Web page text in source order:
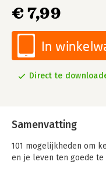
€ 7,99
In
Direct te
Samenvatting
101 mogelijkheden om
en je leven ten goede te